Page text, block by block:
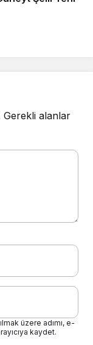
Gerekli alanlar
üzere adımı, e-
kaydet.